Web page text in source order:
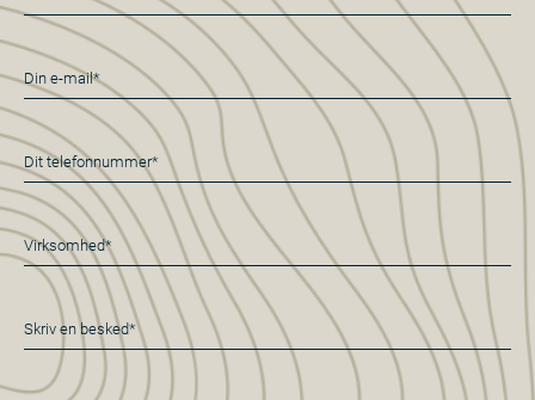
*
E-
mail
*
Telefon
*
Virksomhed*
*
Besked
*